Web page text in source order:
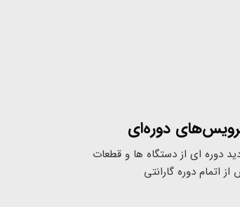
دوره‌ای
دوره ای از دستگاه ها و قطعات
اتمام دوره گارانتی